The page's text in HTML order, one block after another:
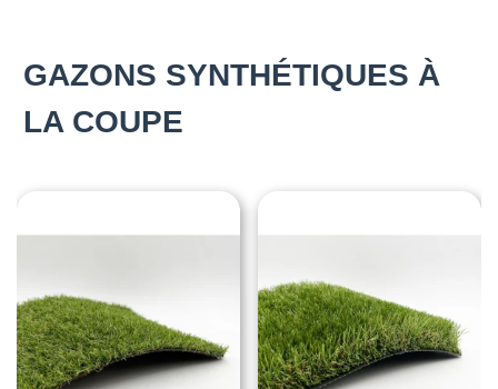
GAZONS SYNTHÉTIQUES À
LA COUPE